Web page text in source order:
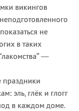
викингов
не
в таких
—
праздники
эль, глёк и глогг
в каждом доме.